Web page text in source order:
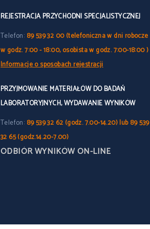
REJESTRACJA PRZYCHODNI SPECJALISTYCZNEJ
Telefon: 89 539 32 00 (telefoniczna w dni robocze
w godz. 7:00 - 18:00, osobista w godz. 7:00-18:00 )
Informacje o sposobach rejestracji
PRZYJMOWANIE MATERIAŁÓW DO BADAŃ
LABORATORYJNYCH, WYDAWANIE WYNIKÓW
Telefon: 89 539 32 62 (godz. 7.00-14.20) lub 89 539
32 65 (godz.14.20-7.00)
ODBIÓR WYNIKÓW ON-LINE